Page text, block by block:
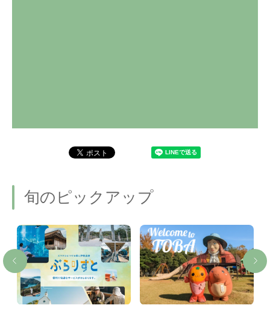
旬のピックアップ